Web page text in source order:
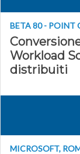
BETA 80 - POINT
Workload
distribuiti
MICROSOFT,